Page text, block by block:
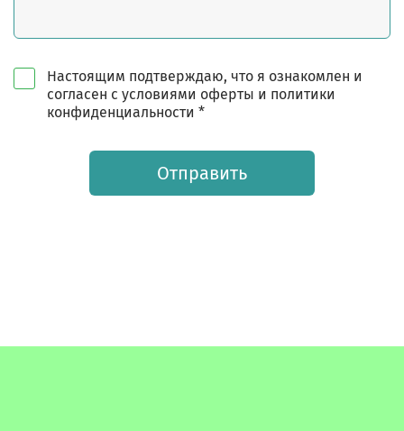
Настоящим подтверждаю, что я ознакомлен и
согласен с условиями оферты и политики
конфиденциальности *
Отправить